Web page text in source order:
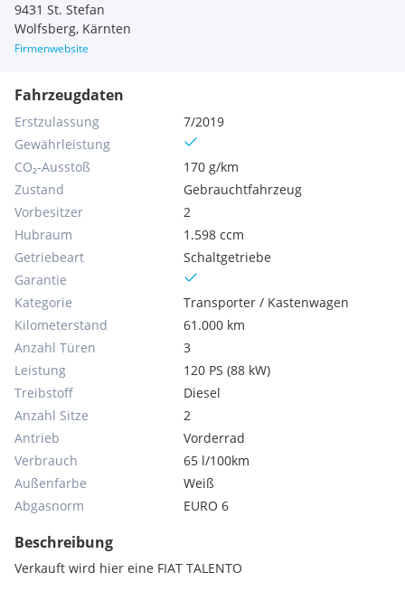
9431 St. Stefan
Wolfsberg, Kärnten
Firmenwebsite
Fahrzeugdaten
Erstzulassung
7/2019
Gewährleistung
CO₂-Ausstoß
170 g/km
Zustand
Gebrauchtfahrzeug
Vorbesitzer
2
Hubraum
1.598 ccm
Getriebeart
Schaltgetriebe
Garantie
Kategorie
Transporter / Kastenwagen
Kilometerstand
61.000 km
Anzahl Türen
3
Leistung
120 PS (88 kW)
Treibstoff
Diesel
Anzahl Sitze
2
Antrieb
Vorderrad
Verbrauch
65 l/100km
Außenfarbe
Weiß
Abgasnorm
EURO 6
Beschreibung
Verkauft wird hier eine FIAT TALENTO